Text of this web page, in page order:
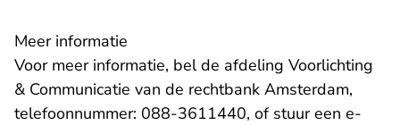
Meer informatie
Voor meer informatie, bel de afdeling Voorlichting
& Communicatie van de rechtbank Amsterdam,
telefoonnummer: 088-3611440, of stuur een e-